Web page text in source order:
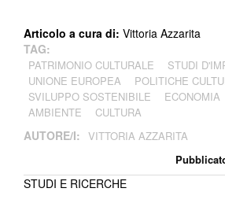
Articolo a cura di: Vittoria Azzarita
TAG:
PATRIMONIO CULTURALE
STUDI
UNIONE EUROPEA
POLITICHE
SVILUPPO SOSTENIBILE
ECONOMIA
AMBIENTE
CULTURA
AUTORE/I: VITTORIA AZZARITA
STUDI E RICERCHE